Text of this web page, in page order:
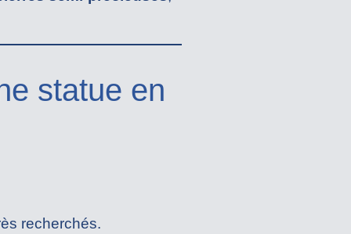
statue en
recherchés.